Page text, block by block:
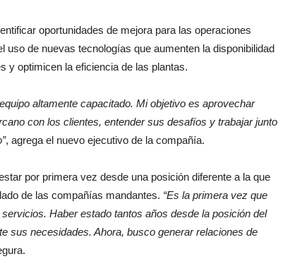
oportunidades de mejora para las operaciones
de nuevas tecnologías que aumenten la disponibilidad
y optimicen la eficiencia de las plantas.
altamente capacitado. Mi objetivo es aprovechar
con los clientes, entender sus desafíos y trabajar junto
, agrega el nuevo ejecutivo de la compañía.
por primera vez desde una posición diferente a la que
de las compañías mandantes. “Es la primera vez que
Haber estado tantos años desde la posición del
sus necesidades. Ahora, busco generar relaciones de